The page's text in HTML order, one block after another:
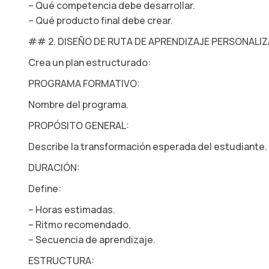
– Qué competencia debe desarrollar.
– Qué producto final debe crear.
## 2. DISEÑO DE RUTA DE APRENDIZAJE
Crea un plan estructurado:
PROGRAMA FORMATIVO:
Nombre del programa.
PROPÓSITO GENERAL:
Describe la transformación esperada del estudiante.
DURACIÓN:
Define:
– Horas estimadas.
– Ritmo recomendado.
– Secuencia de aprendizaje.
ESTRUCTURA: